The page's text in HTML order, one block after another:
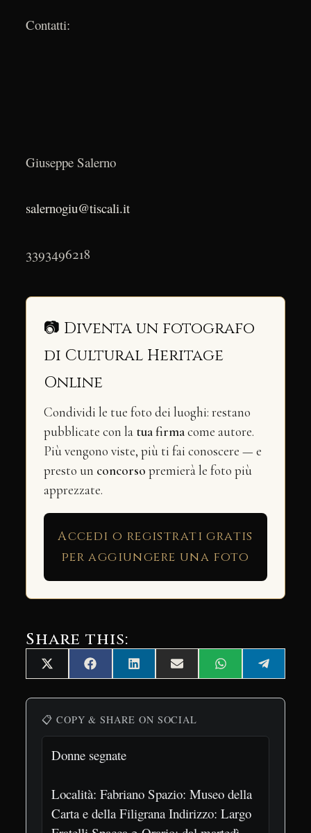
Contatti:
Giuseppe Salerno
salernogiu@tiscali.it
3393496218
📷 Diventa un fotografo
di Cultural Heritage
Online
Condividi le tue foto dei luoghi: restano
pubblicate con la tua firmacome autore.
Più vengono viste, più ti fai conoscere — e
presto un concorso premierà le foto più
apprezzate.
Accedi o registrati gratis
per aggiungere una foto
Share this:
Share
on
X
(Twitter)
Share
on
FacebookShare
on
LinkedInShare
on
Email Share
on
WhatsAppShare
on
📋 COPY & SHARE ON SOCIAL